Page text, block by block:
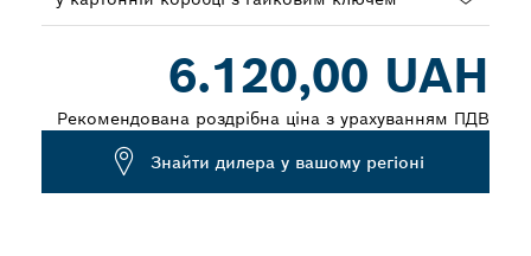
6.120,00 UAH
Рекомендована роздрібна ціна з урахуванням ПДВ
Знайти дилера у вашому регіоні